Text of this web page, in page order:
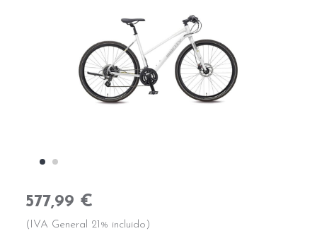
577,99 €
(IVA General 21% incluido)